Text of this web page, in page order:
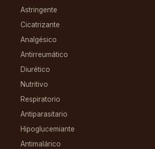
Astringente
Cicatrizante
Analgésico
Antirreumático
Diurético
Nutritivo
Respiratorio
Antiparasitario
Hipoglucemiante
Antimalárico